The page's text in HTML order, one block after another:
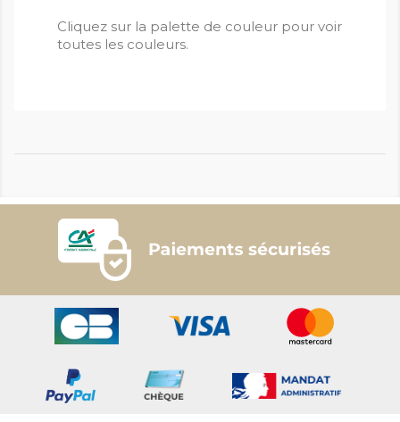
Cliquez sur la palette de couleur pour voir
toutes les couleurs.